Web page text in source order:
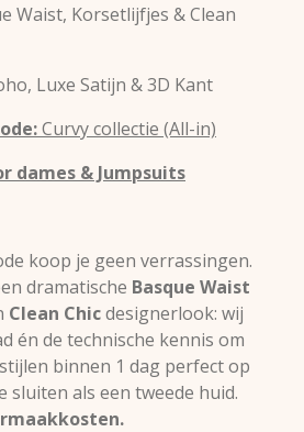
Waist, Korsetlijfjes & Clean
Luxe Satijn & 3D Kant
Curvy collectie (All-in)
dames & Jumpsuits
koop je geen verrassingen.
dramatische Basque Waist
Clean Chicdesignerlook: wij
én de technische kennis om
binnen 1 dag perfect op
sluiten als een tweede huid.